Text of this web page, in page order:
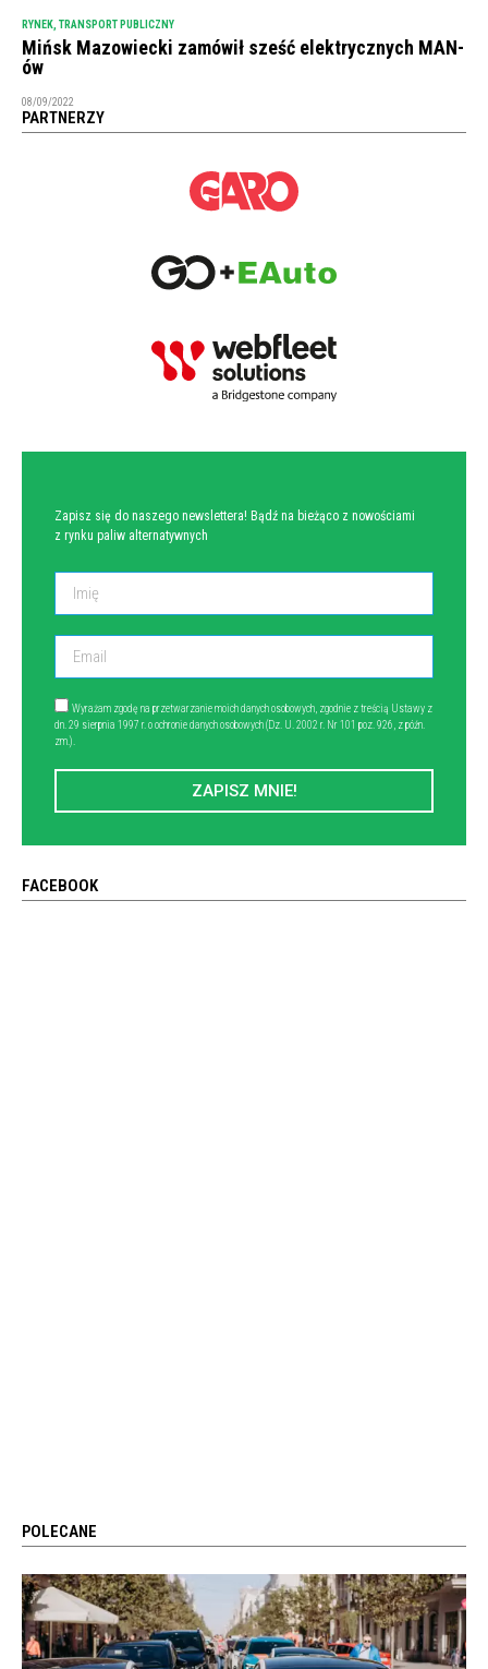
RYNEK TRANSPORT PUBLICZNY
Mińsk Mazowiecki zamówił sześć elektrycznych MAN-
ów
08/09/2022
PARTNERZY
Zapisz się do naszego newslettera! Bądź na bieżąco z nowościami
z rynku paliw alternatywnych
Wyrażam zgodę na przetwarzanie moich danych osobowych, zgodnie z treścią Ustawy z
dn. 29 sierpnia 1997 r. o ochronie danych osobowych (Dz. U. 2002 r. Nr 101 poz. 926, z późn.
zm.).
ZAPISZ MNIE!
FACEBOOK
POLECANE